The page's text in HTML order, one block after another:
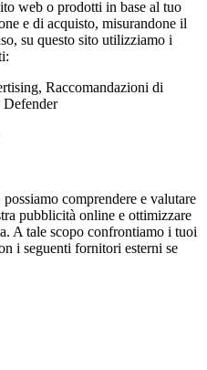
web o prodotti in base al tuo
e di acquisto, misurandone il
su questo sito utilizziamo i
Raccomandazioni di
Defender
comprendere e valutare
pubblicità online e ottimizzare
A tale scopo confrontiamo i tuoi
i seguenti fornitori esterni se